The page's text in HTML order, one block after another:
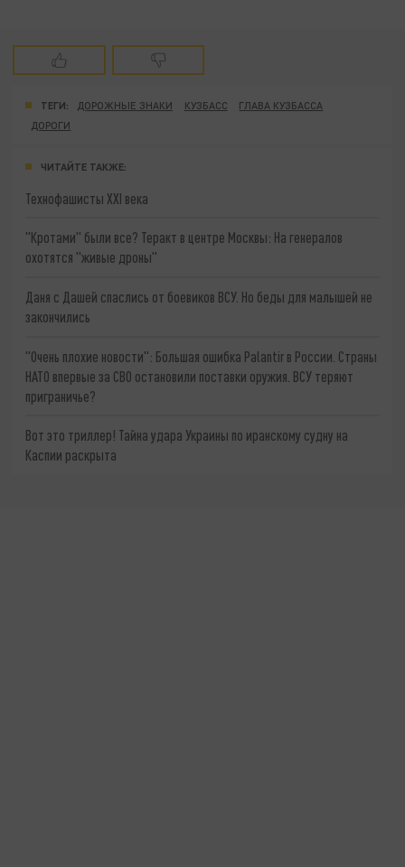
ТЕГИ: ДОРОЖНЫЕ ЗНАКИ КУЗБАСС
ГЛАВА КУЗБАССА
ДОРОГИ
ЧИТАЙТЕ ТАКЖЕ:
Технофашисты XXI века
"Кротами" были все? Теракт в центре Москвы: На генералов
охотятся "живые дроны"
Даня с Дашей спаслись от боевиков ВСУ. Но беды для малышей не
закончились
"Очень плохие новости": Большая ошибка Palantir в России. Страны
НАТО впервые за СВО остановили поставки оружия. ВСУ теряют
приграничье?
Вот это триллер! Тайна удара Украины по иранскому судну на
Каспии раскрыта